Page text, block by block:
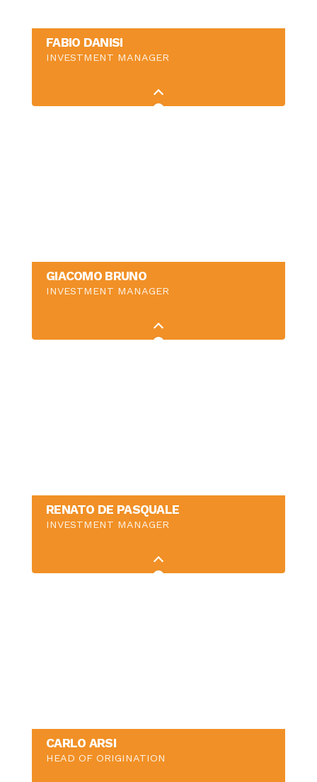
FABIO DANISI
INVESTMENT MANAGER
GIACOMO BRUNO
INVESTMENT MANAGER
RENATO DE PASQUALE
INVESTMENT MANAGER
CARLO ARSI
HEAD OF ORIGINATION